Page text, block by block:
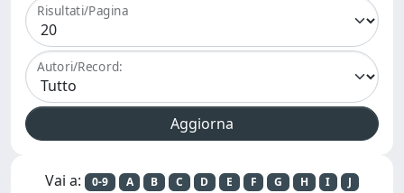
Risultati/Pagina
Autori/Record:
Vai a: 0-9 A B C D E F G H I
J